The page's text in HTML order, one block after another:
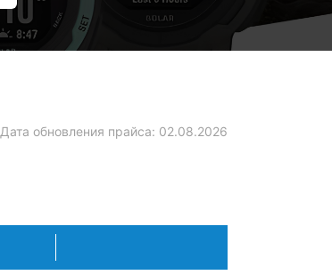
Дата обновления прайса: 02.08.2026